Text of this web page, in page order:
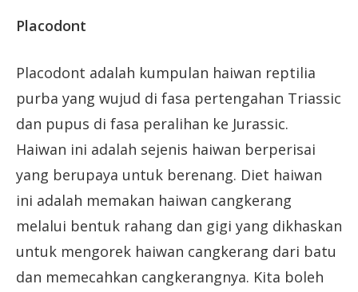
Placodont
Placodont adalah kumpulan haiwan reptilia
purba yang wujud di fasa pertengahan Triassic
dan pupus di fasa peralihan ke Jurassic.
Haiwan ini adalah sejenis haiwan berperisai
yang berupaya untuk berenang. Diet haiwan
ini adalah memakan haiwan cangkerang
melalui bentuk rahang dan gigi yang dikhaskan
untuk mengorek haiwan cangkerang dari batu
dan memecahkan cangkerangnya. Kita boleh